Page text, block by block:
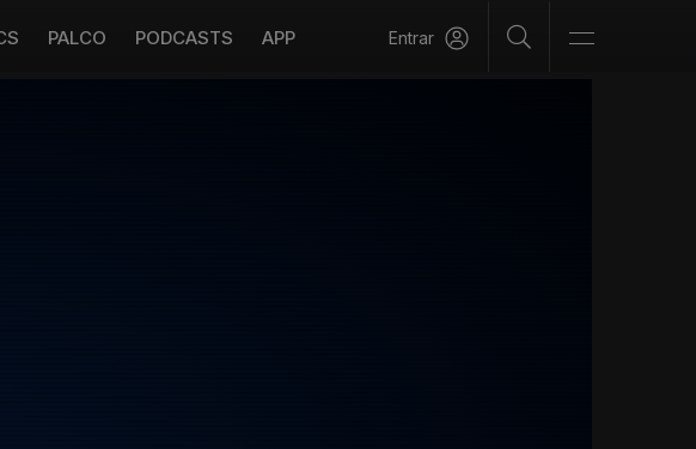
PALCO PODCASTS APP Entrar